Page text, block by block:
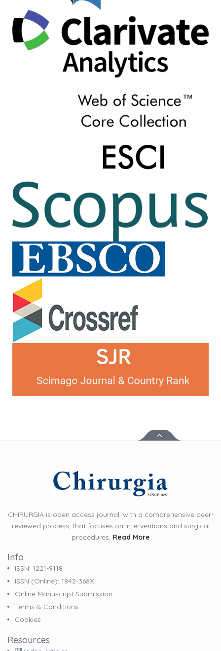
CHIRURGIA is open access journal, with a comprehensive peer-
reviewed process, that focuses on interventions and surgical
procedures. Read More
Info
ISSN: 1221-9118
ISSN (online): 1842-368X
Online Manuscript Submission
Terms & Conditions
Cookies
Resources